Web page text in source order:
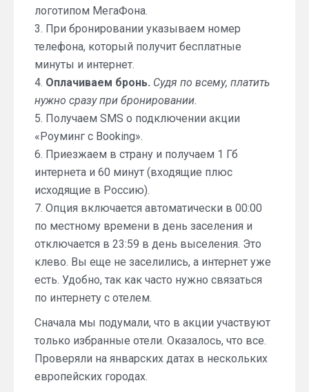
логотипом МегаФона.
3. При бронировании указываем номер
телефона, который получит бесплатные
минуты и интернет.
4. Оплачиваем бронь. Судя по всему, платить
нужно сразу при бронировании.
5. Получаем SMS о подключении акции
«Роуминг с Booking».
6. Приезжаем в страну и получаем 1 Гб
интернета и 60 минут (входящие плюс
исходящие в Россию).
7. Опция включается автоматически в 00:00
по местному времени в день заселения и
отключается в 23:59 в день выселения. Это
клево. Вы еще не заселились, а интернет уже
есть. Удобно, так как часто нужно связаться
по интернету с отелем.
Сначала мы подумали, что в акции участвуют
только избранные отели. Оказалось, что все.
Проверяли на январских датах в нескольких
европейских городах.